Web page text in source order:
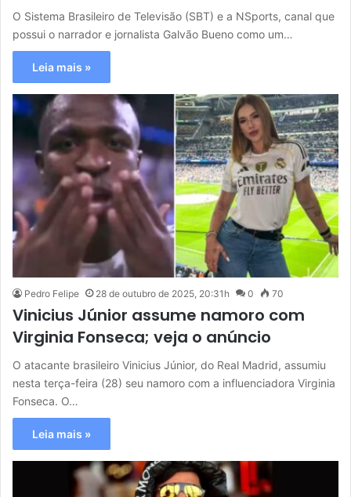
O Sistema Brasileiro de Televisão (SBT) e a NSports, canal que
possui o narrador e jornalista Galvão Bueno como um…
Leia mais »
Pedro Felipe 28 de outubro de 2025, 20:31h 0 70
Vinicius Júnior assume namoro com
Virginia Fonseca; veja o anúncio
O atacante brasileiro Vinicius Júnior, do Real Madrid, assumiu
nesta terça-feira (28) seu namoro com a influenciadora Virginia
Fonseca. O…
Leia mais »